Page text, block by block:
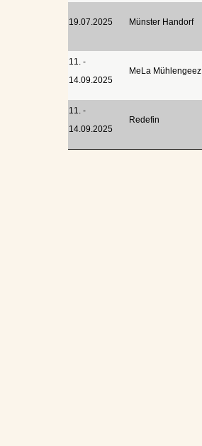
19.07.2025 Münster Handorf
11. -
14.09.2025
MeLa Mühlengeez
11. -
14.09.2025
Redefin